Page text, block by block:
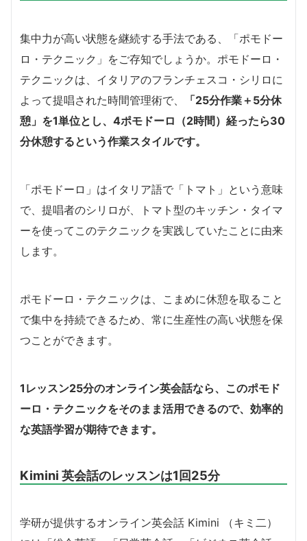
集中力が高い状態を継続する手法である、「ポモドー
ロ・テクニック」をご存知でしょうか。ポモドーロ・
テクニックは、イタリアのフランチェスコ・シリロに
よって提唱された時間管理術で、
「25分作業＋5分休
憩」を1単位とし、4ポモドーロ（2時間）経ったら30
分休憩するという作業スタイルです。
「ポモドーロ」はイタリア語で「トマト」という意味
で、提唱者のシリロが、トマト型のキッチン・タイマ
ーを使ってこのテクニックを実践していたことに由来
します。
ポモドーロ・テクニックは、こまめに休憩を取ること
で集中を持続できるため、常に生産性の高い状態を保
つことができます。
1レッスン25分のオンライン英会話なら、このポモド
ーロ・テクニックをそのまま活用できるので、効率的
な英語学習が期待できます。
Kimini 英会話のレッスンは1回25分
学研が提供するオンライン英会話 Kimini （キミ二）